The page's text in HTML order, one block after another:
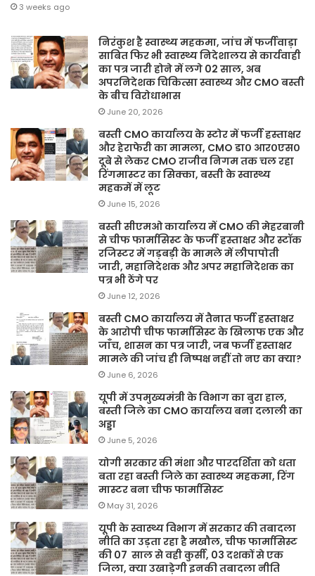
3 weeks ago
निरंकुश है स्वास्थ्य महकमा, जांच में फर्जीवाड़ा
साबित फिर भी स्वास्थ्य निदेशालय से कार्यवाही
का पत्र जारी होने में लगे 02 साल, अब
अपरनिदेशक चिकित्सा स्वास्थ्य और CMO बस्ती
के बीच विरोधाभास
June 20, 2026
बस्ती CMO कार्यालय के स्टोर में फर्जी हस्ताक्षर
और हेराफेरी का मामला, CMO डा० आर०एस०
दूबे से लेकर CMO राजीव निगम तक चल रहा
रिंगमास्टर का सिक्का, बस्ती के स्वास्थ्य
महकमें में लूट
June 15, 2026
बस्ती सीएमओ कार्यालय में CMO की मेहरबानी
से चीफ फार्मासिस्ट के फर्जी हस्ताक्षर और स्टॉक
रजिस्टर में गड़बड़ी के मामले में लीपापोती
जारी, महानिदेशक और अपर महानिदेशक का
पत्र भी ठेंगे पर
June 12, 2026
बस्ती CMO कार्यालय में तैनात फर्जी हस्ताक्षर
के आरोपी चीफ फार्मासिस्ट के खिलाफ एक और
जाँच, शासन का पत्र जारी, जब फर्जी हस्ताक्षर
मामले की जांच ही निष्पक्ष नहीं तो नए का क्या?
June 6, 2026
यूपी में उपमुख्यमंत्री के विभाग का बुरा हाल,
बस्ती जिले का CMO कार्यालय बना दलाली का
अड्डा
June 5, 2026
योगी सरकार की मंशा और पारदर्शिता को धता
बता रहा बस्ती जिले का स्वास्थ्य महकमा, रिंग
मास्टर बना चीफ फार्मासिस्ट
May 31, 2026
यूपी के स्वास्थ्य विभाग में सरकार की तबादला
नीति का उड़ता रहा है मखौल, चीफ फार्मासिस्ट
की 07 साल से वही कुर्सी, 03 दशकों से एक
जिला, क्या उखाड़ेगी इनकी तबादला नीति